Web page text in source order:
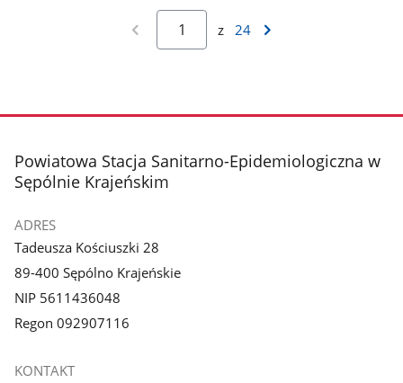
z 24
stopka
Powiatowa Stacja Sanitarno-Epidemiologiczna w
Sępólnie Krajeńskim
ADRES
Tadeusza Kościuszki 28
89-400 Sępólno Krajeńskie
NIP 5611436048
Regon 092907116
KONTAKT